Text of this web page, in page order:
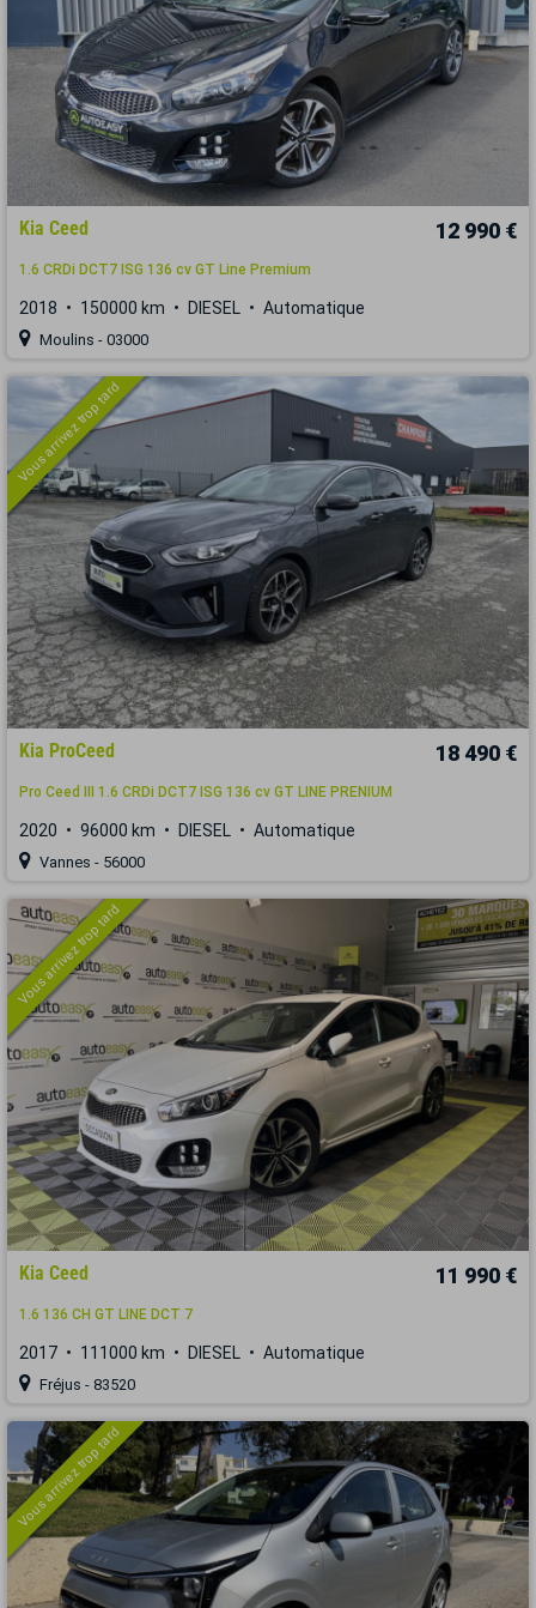
Kia Ceed 12 990 €
1.6 CRDi DCT7 ISG 136 cv GT Line Premium
2018 150000 km DIESEL Automatique
Moulins - 03000
Vous arrivez trop tard
Kia ProCeed 18 490 €
Pro Ceed III 1.6 CRDi DCT7 ISG 136 cv GT LINE PRENIUM
2020 96000 km DIESEL Automatique
Vannes - 56000
Vous arrivez trop tard
Kia Ceed 11 990 €
1.6 136 CH GT LINE DCT 7
2017 111000 km DIESEL Automatique
Fréjus - 83520
Vous arrivez trop tard